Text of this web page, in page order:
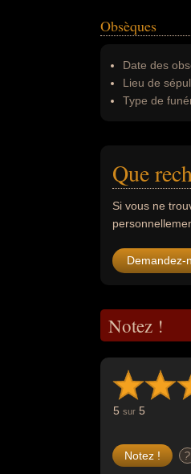
Obsèques
Date des
Lieu de
Type de
Que
Si vous ne
Demandez-
Notez !
5 sur 5
?